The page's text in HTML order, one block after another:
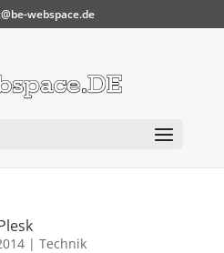
webspace.de
| Technik